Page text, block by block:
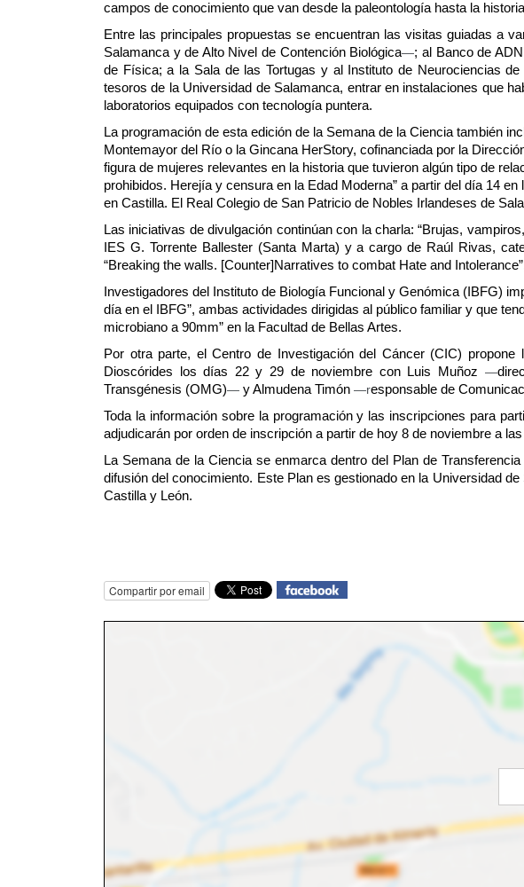
campos de conocimiento que van desde la paleontología hasta la
Entre las principales propuestas se encuentran las visitas guiadas a
Salamanca y de Alto Nivel de Contención Biológica—; al Banco de
de Física; a la Sala de las Tortugas y al Instituto de Neurociencias
tesoros de la Universidad de Salamanca, entrar en instalaciones que
laboratorios equipados con tecnología puntera.
La programación de esta edición de la Semana de la Ciencia también
Montemayor del Río o la Gincana HerStory, cofinanciada por la
figura de mujeres relevantes en la historia que tuvieron algún tipo de
prohibidos. Herejía y censura en la Edad Moderna” a partir del día 14
en Castilla. El Real Colegio de San Patricio de Nobles Irlandeses de
Las iniciativas de divulgación continúan con la charla: “Brujas,
IES G. Torrente Ballester (Santa Marta) y a cargo de Raúl Rivas,
“Breaking the walls. [Counter]Narratives to combat Hate and
Investigadores del Instituto de Biología Funcional y Genómica (IBFG)
día en el IBFG”, ambas actividades dirigidas al público familiar y que
microbiano a 90mm” en la Facultad de Bellas Artes.
Por otra parte, el Centro de Investigación del Cáncer (CIC)
Dioscórides los días 22 y 29 de noviembre con Luis Muñoz —
Transgénesis (OMG)— y Almudena Timón —responsable de
Toda la información sobre la programación y las inscripciones para
adjudicarán por orden de inscripción a partir de hoy 8 de noviembre a
La Semana de la Ciencia se enmarca dentro del Plan de
difusión del conocimiento. Este Plan es gestionado en la Universidad
Castilla y León.
Compartir por email